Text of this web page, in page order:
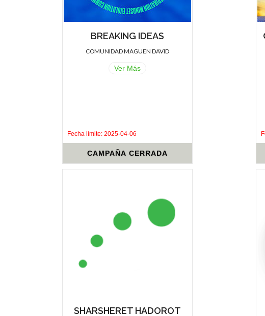
BREAKING IDEAS
COMUNIDAD MAGUEN DAVID
Ver Más
Fecha límite: 2025-04-06
CAMPAÑA CERRADA
SHARSHERET HADOROT